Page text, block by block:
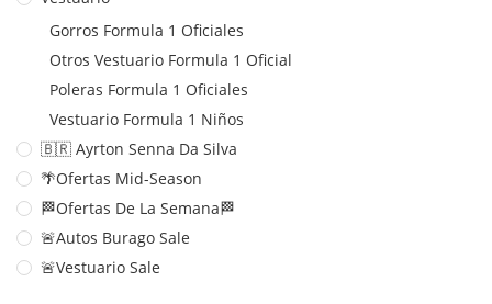
Gorros Formula 1 Oficiales
Otros Vestuario Formula 1 Oficial
Poleras Formula 1 Oficiales
Vestuario Formula 1 Niños
🇧🇷 Ayrton Senna Da Silva
🌴Ofertas Mid-Season
🏁Ofertas De La Semana🏁
🚨Autos Burago Sale
🚨Vestuario Sale